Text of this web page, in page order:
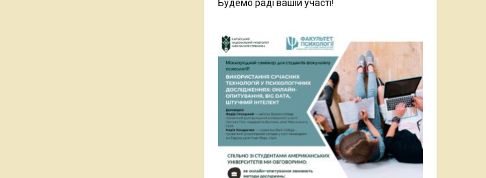
Будемо раді вашій участі!